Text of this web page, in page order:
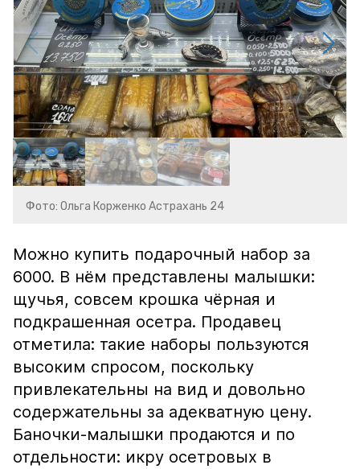
Фото: Ольга Корженко Астрахань 24
Можно купить подарочный набор за
6000. В нём представлены малышки:
щучья, совсем крошка чёрная и
подкрашенная осетра. Продавец
отметила: такие наборы пользуются
высоким спросом, поскольку
привлекательны на вид и довольно
содержательны за адекватную цену.
Баночки-малышки продаются и по
отдельности: икру осетровых в